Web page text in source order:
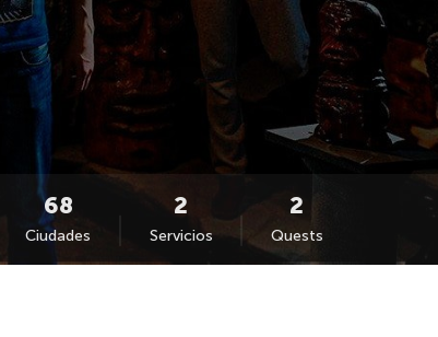
Ciudades Servicios Quests